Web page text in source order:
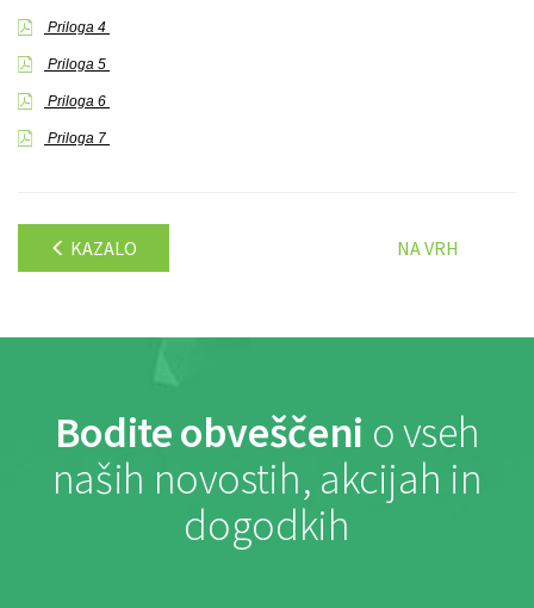
Priloga 4
Priloga 5
Priloga 6
Priloga 7
KAZALO NA VRH
Bodite obveščeni o vseh
naših novostih, akcijah in
dogodkih